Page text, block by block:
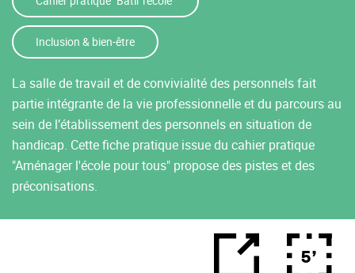
Inclusion & bien-être
La salle de travail et de convivialité des personnels fait
partie intégrante de la vie professionnelle et du parcours au
sein de l’établissement des personnels en situation de
handicap. Cette fiche pratique issue du cahier pratique
"Aménager l'école pour tous" propose des pistes et des
préconisations.
5’